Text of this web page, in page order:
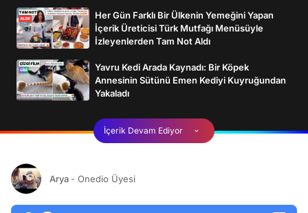
Her Gün Farklı Bir Ülkenin Yemeğini Yapan
İçerik Üreticisi Türk Mutfağı Menüsüyle
İzleyenlerden Tam Not Aldı
Yavru Kedi Arada Kaynadı: Bir Köpek
Annesinin Sütünü Emen Kediyi Kuyruğundan
Yakaladı
İçerik Devam Ediyor
Arya - Onedio Üyesi